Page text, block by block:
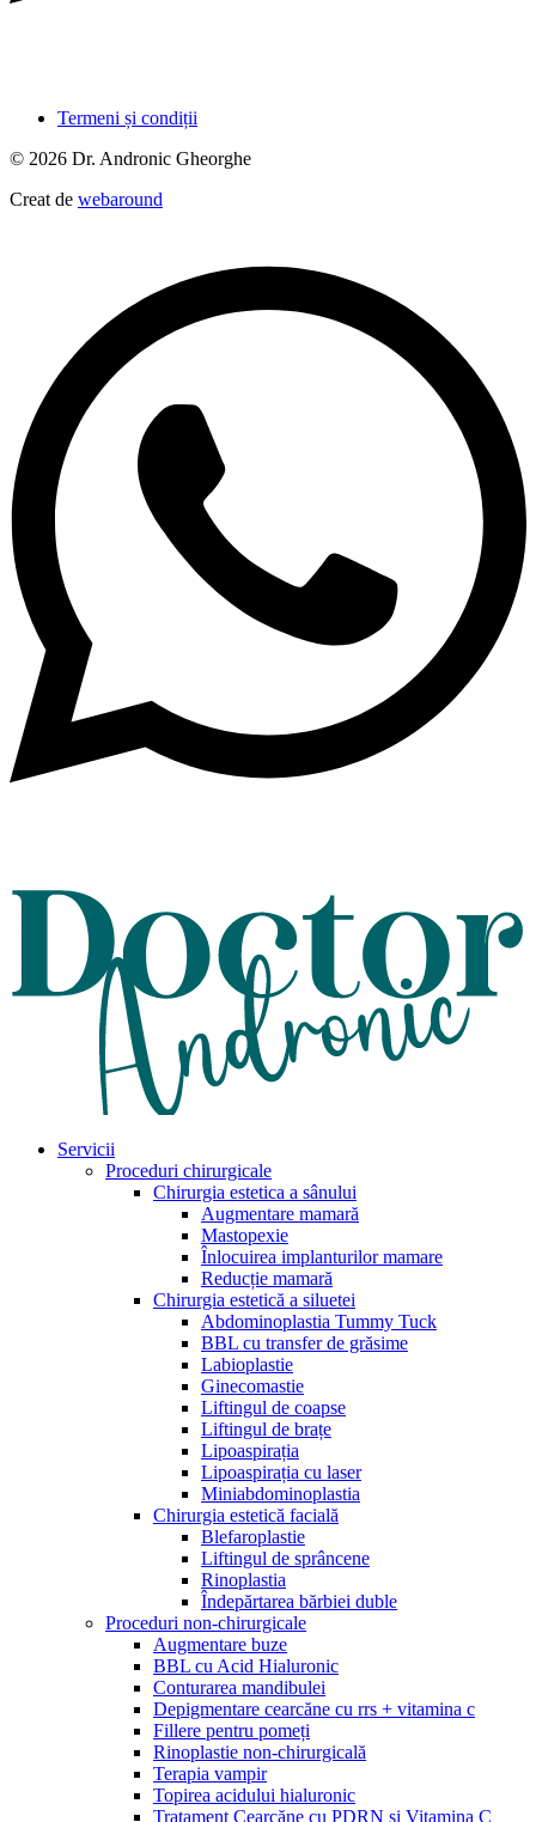
Termeni și condiții
© 2026 Dr. Andronic Gheorghe
Creat de webaround
Servicii
Proceduri chirurgicale
Chirurgia estetica a sânului
Augmentare mamară
Mastopexie
Înlocuirea implanturilor mamare
Reducție mamară
Chirurgia estetică a siluetei
Abdominoplastia Tummy Tuck
BBL cu transfer de grăsime
Labioplastie
Ginecomastie
Liftingul de coapse
Liftingul de brațe
Lipoaspirația
Lipoaspirația cu laser
Miniabdominoplastia
Chirurgia estetică facială
Blefaroplastie
Liftingul de sprâncene
Rinoplastia
Îndepărtarea bărbiei duble
Proceduri non-chirurgicale
Augmentare buze
BBL cu Acid Hialuronic
Conturarea mandibulei
Depigmentare cearcăne cu rrs + vitamina c
Fillere pentru pomeți
Rinoplastie non-chirurgicală
Terapia vampir
Topirea acidului hialuronic
Tratament Cearcăne cu PDRN și Vitamina C